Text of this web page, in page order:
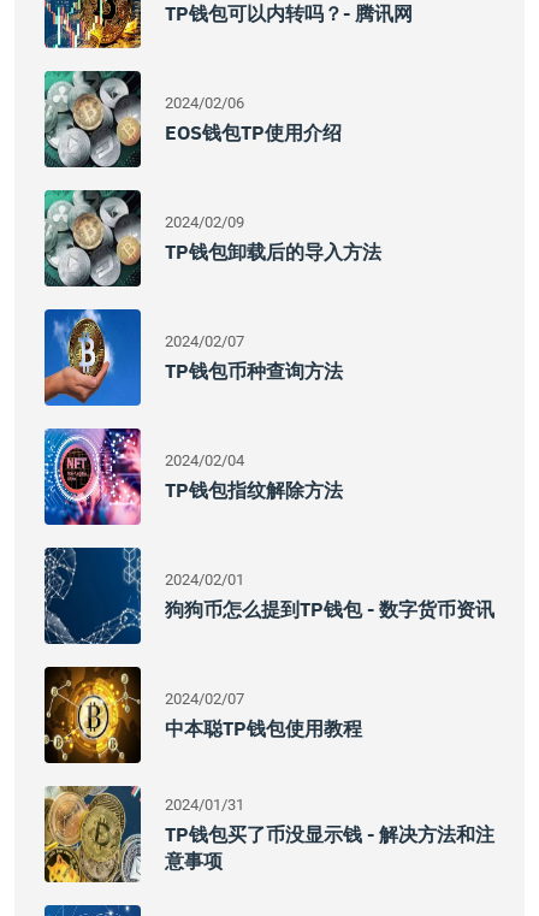
TP钱包可以内转吗？- 腾讯网
2024/02/06
EOS钱包TP使用介绍
2024/02/09
TP钱包卸载后的导入方法
2024/02/07
TP钱包币种查询方法
2024/02/04
TP钱包指纹解除方法
2024/02/01
狗狗币怎么提到TP钱包 - 数字货币资讯
2024/02/07
中本聪TP钱包使用教程
2024/01/31
TP钱包买了币没显示钱 - 解决方法和注
意事项